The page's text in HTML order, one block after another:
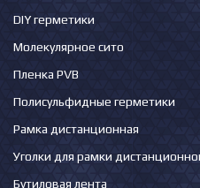
DIY герметики
Молекулярное сито
Пленка PVB
Полисульфидные герметики
Рамка дистанционная
Уголки для рамки
Бутиловая лента